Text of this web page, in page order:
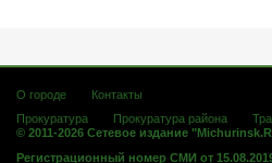
О городе
Контакты
Прокуратура
Прокуратура района
© 2011-2026 Сетевое издание
Регистрационный номер СМИ от